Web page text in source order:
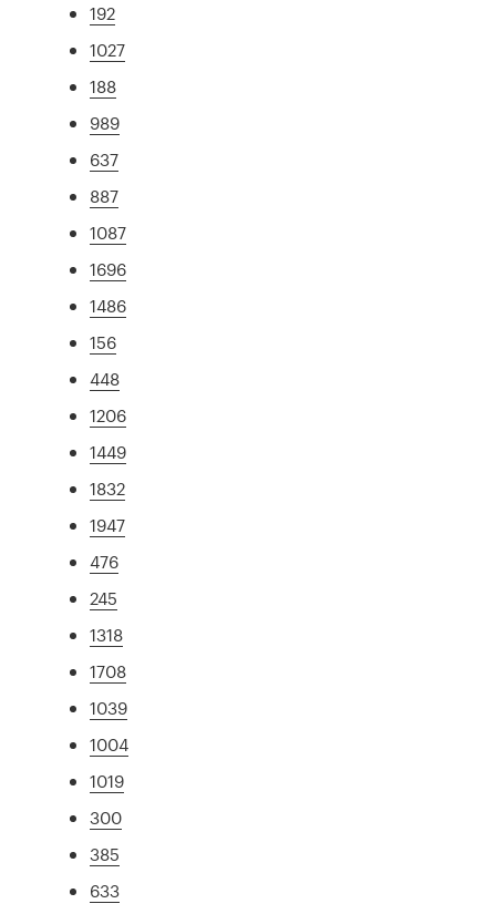
192
1027
188
989
637
887
1087
1696
1486
156
448
1206
1449
1832
1947
476
245
1318
1708
1039
1004
1019
300
385
633